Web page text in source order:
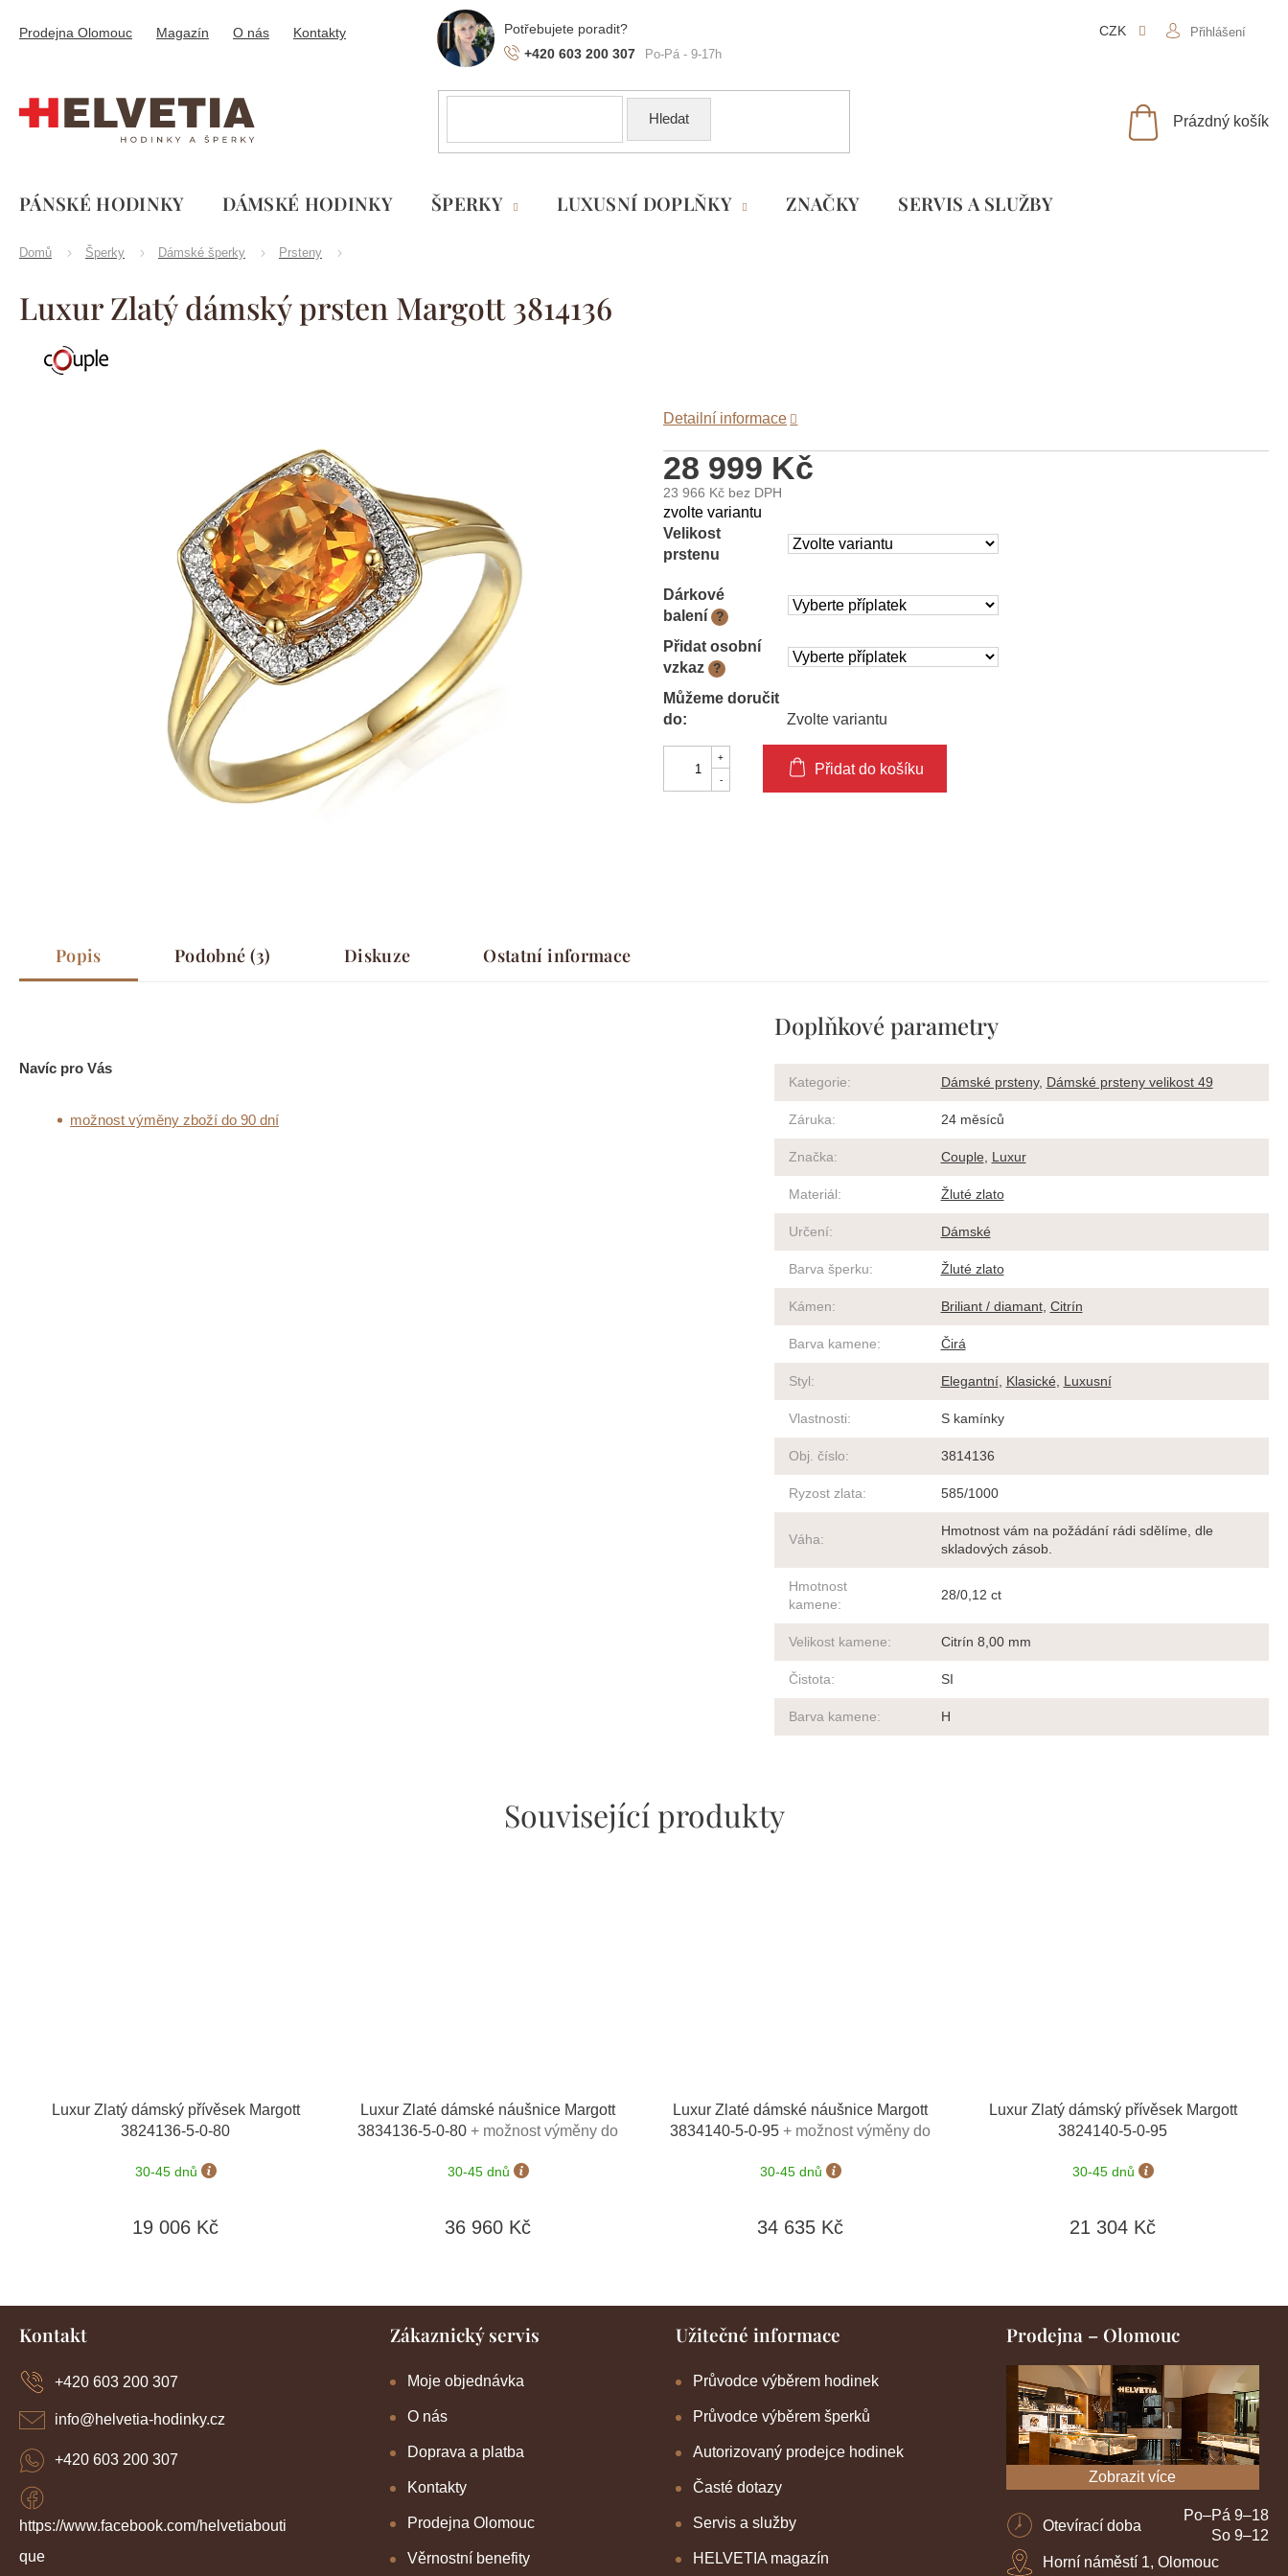
obsah
+420 603 200 307
Prodejna Olomouc Magazín O nás Kontakty CZK Přihlášení
Hledat
NÁKUPNÍ
Prázdný košík
PÁNSKÉ HODINKY DÁMSKÉ HODINKY ŠPERKY LUXUSNÍ DOPLŇKY ZNAČKY SLUŽBY
Domů Šperky Dámské šperky Prsteny
Luxur Zlatý dámský prsten Margott 3814136
Značka:Couple
28 999 Kč
23 966 Kč bez DPH
Měrná
cena:
zvolte variantu
Velikost
prstenu
Dárkové
balení
?
Přidat osobní
vzkaz
?
Můžeme doručit
do:
Zvolte variantu
Přidat do košíku
Detailní informace
Související produkty
Luxur Zlatý dámský přívěsek Margott
3824136-5-0-80
30-45 dnů
19 006 Kč
Luxur Zlaté dámské náušnice Margott
3834136-5-0-80 + možnost výměny do
30-45 dnů
36 960 Kč
Luxur Zlaté dámské náušnice Margott
3834140-5-0-95 + možnost výměny do
30-45 dnů
34 635 Kč
Luxur Zlatý dámský přívěsek Margott
3824140-5-0-95
30-45 dnů
21 304 Kč
Popis Podobné (3) Diskuze Ostatní informace
Navíc pro Vás
možnost výměny zboží do 90 dní
Doplňkové parametry
Kategorie: Dámské prsteny, Dámské prsteny velikost 49
Záruka: 24 měsíců
Značka: Couple, Luxur
Materiál: Žluté zlato
Určení: Dámské
Barva šperku: Žluté zlato
Kámen: Briliant / diamant, Citrín
Barva kamene: Čirá
Styl: Elegantní, Klasické, Luxusní
Vlastnosti: S kamínky
Obj. číslo: 3814136
Ryzost zlata: 585/1000
Váha:
Hmotnost vám na požádání rádi sdělíme, dle
skladových zásob.
Hmotnost
kamene:
28/0,12 ct
Velikost kamene: Citrín 8,00 mm
Čistota: SI
Barva kamene: H
Kontakt
info@helvetia-hodinky.cz
+420 603 200 307
https://www.facebook.com/helvetiabouti
que
+420 603 200 307
Zákaznický servis
Moje objednávka
O nás
Doprava a platba
Kontakty
Prodejna Olomouc
Věrnostní benefity
Užitečné informace
Průvodce výběrem hodinek
Průvodce výběrem šperků
Autorizovaný prodejce hodinek
Časté dotazy
Servis a služby
HELVETIA magazín
Prodejna – Olomouc
Zobrazit více
Otevírací doba
Po–Pá 9–18
So 9–12
Horní náměstí 1, Olomouc